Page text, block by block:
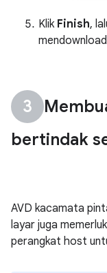
Klik Finish,
bertindak
AVD kacamata
layar juga
perangkat host